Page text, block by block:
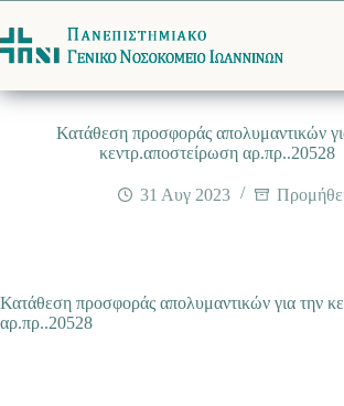
στο
περιεχόμενο
Κατάθεση προσφοράς απολυμαντικών
κεντρ.αποστείρωση αρ.πρ..20528
31 Αυγ 2023
Κατάθεση προσφοράς απολυμαντικών για την
αρ.πρ..20528